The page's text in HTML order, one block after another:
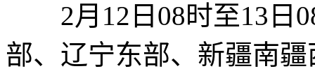
2月12日08时至13日
部、辽宁东部、新疆南